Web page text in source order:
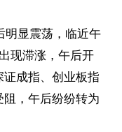
明显震荡，临近午
现滞涨，午后开
成指、创业板指
阻，午后纷纷转为